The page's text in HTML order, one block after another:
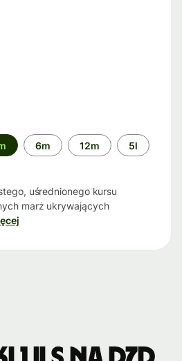
6m 12m 5l
uśrednionego kursu
marż ukrywających